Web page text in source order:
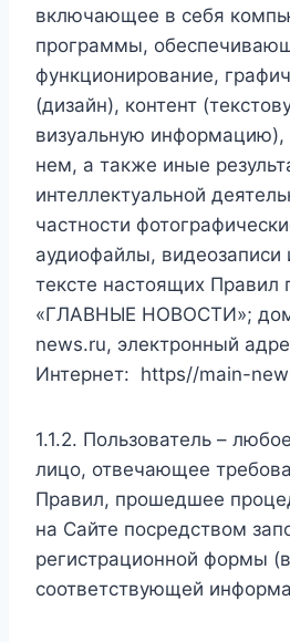
включающее в себя
программы,
функционирование,
(дизайн), контент
визуальную
нем, а также иные
интеллектуальной
частности
аудиофайлы,
тексте настоящих Правил
«ГЛАВНЫЕ НОВОСТИ»;
news.ru, электронный
Интернет: https//main-
1.1.2. Пользователь –
лицо, отвечающее
Правил, прошедшее
на Сайте посредством
регистрационной формы
соответствующей